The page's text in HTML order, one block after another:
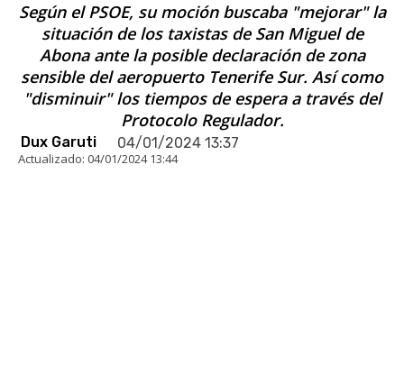
Según el PSOE, su moción buscaba "mejorar" la
situación de los taxistas de San Miguel de
Abona ante la posible declaración de zona
sensible del aeropuerto Tenerife Sur. Así como
"disminuir" los tiempos de espera a través del
Protocolo Regulador.
Dux Garuti 04/01/2024 13:37
Actualizado: 04/01/2024 13:44